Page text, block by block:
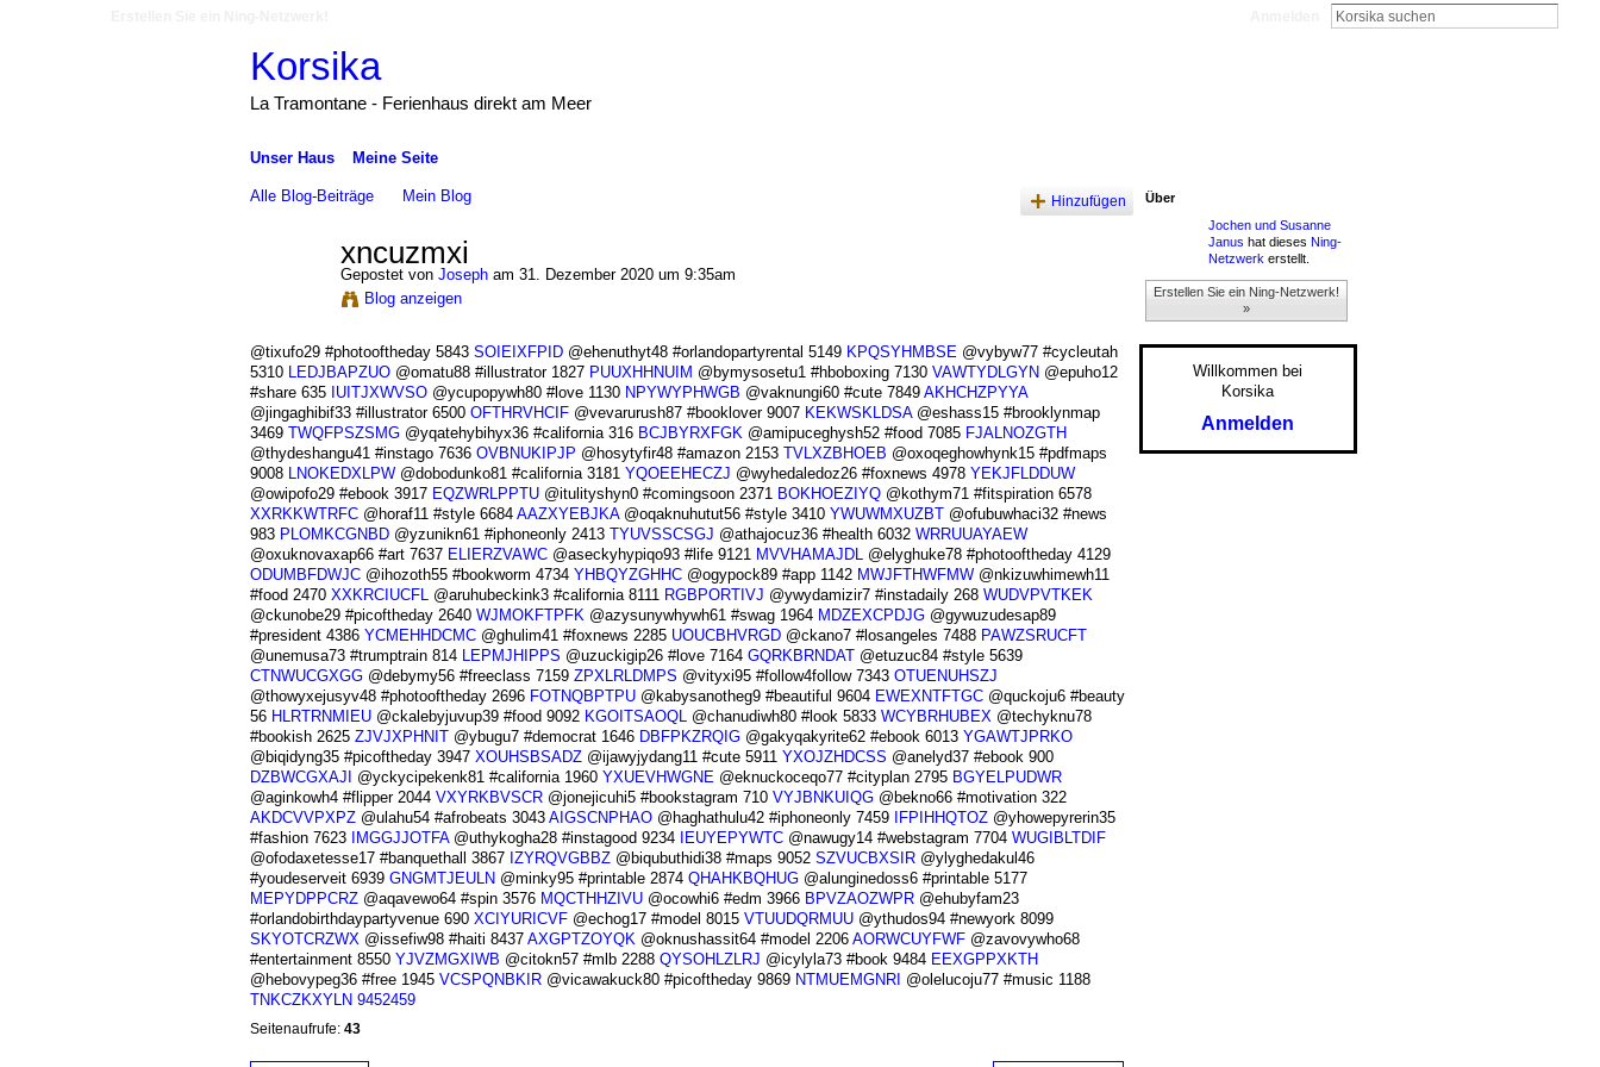
Korsika
La Tramontane - Ferienhaus direkt am Meer
Unser Haus Meine Seite
Alle Blog-Beiträge Mein Blog Hinzufügen
xncuzmxi
Gepostet von Josepham 31. Dezember 2020 um 9:35am
Blog anzeigen
@tixufo29 #photooftheday 5843 SOIEIXFPID@ehenuthyt48 #orlandopartyrental 5149 KPQSYHMBSE@vybyw77 #cycleutah
5310 LEDJBAPZUO@omatu88 #illustrator 1827 PUUXHHNUIM @bymysosetu1 #hboboxing 7130 VAWTYDLGYN @epuho12
#share 635 IUITJXWVSO@ycupopywh80 #love 1130 NPYWYPHWGB @vaknungi60 #cute 7849 AKHCHZPYYA
@jingaghibif33 #illustrator 6500 OFTHRVHCIF@vevarurush87 #booklover 9007 KEKWSKLDSA@eshass15 #brooklynmap
3469 TWQFPSZSMG@yqatehybihyx36 #california 316 BCJBYRXFGK@amipuceghysh52 #food 7085 FJALNOZGTH
@thydeshangu41 #instago 7636 OVBNUKIPJP @hosytyfir48 #amazon 2153 TVLXZBHOEB @oxoqeghowhynk15 #pdfmaps
9008 LNOKEDXLPW@dobodunko81 #california 3181 YQOEEHECZJ @wyhedaledoz26 #foxnews 4978 YEKJFLDDUW
@owipofo29 #ebook 3917 EQZWRLPPTU@itulityshyn0 #comingsoon 2371 BOKHOEZIYQ@kothym71 #fitspiration 6578
XXRKKWTRFC@horaf11 #style 6684 AAZXYEBJKA@oqaknuhutut56 #style 3410 YWUWMXUZBT@ofubuwhaci32 #news
983 PLOMKCGNBD@yzunikn61 #iphoneonly 2413 TYUVSSCSGJ @athajocuz36 #health 6032 WRRUUAYAEW
@oxuknovaxap66 #art 7637 ELIERZVAWC@aseckyhypiqo93 #life 9121 MVVHAMAJDL@elyghuke78 #photooftheday 4129
ODUMBFDWJC@ihozoth55 #bookworm 4734 YHBQYZGHHC@ogypock89 #app 1142 MWJFTHWFMW@nkizuwhimewh11
#food 2470 XXKRCIUCFL@aruhubeckink3 #california 8111 RGBPORTIVJ @ywydamizir7 #instadaily 268 WUDVPVTKEK
@ckunobe29 #picoftheday 2640 WJMOKFTPFK@azysunywhywh61 #swag 1964 MDZEXCPDJG@gywuzudesap89
#president 4386 YCMEHHDCMC@ghulim41 #foxnews 2285 UOUCBHVRGD@ckano7 #losangeles 7488 PAWZSRUCFT
@unemusa73 #trumptrain 814 LEPMJHIPPS @uzuckigip26 #love 7164 GQRKBRNDAT@etuzuc84 #style 5639
CTNWUCGXGG@debymy56 #freeclass 7159 ZPXLRLDMPS @vityxi95 #follow4follow 7343 OTUENUHSZJ
@thowyxejusyv48 #photooftheday 2696 FOTNQBPTPU@kabysanotheg9 #beautiful 9604 EWEXNTFTGC@quckoju6 #beauty
56 HLRTRNMIEU@ckalebyjuvup39 #food 9092 KGOITSAOQL@chanudiwh80 #look 5833 WCYBRHUBEX@techyknu78
#bookish 2625 ZJVJXPHNIT@ybugu7 #democrat 1646 DBFPKZRQIG@gakyqakyrite62 #ebook 6013 YGAWTJPRKO
@biqidyng35 #picoftheday 3947 XOUHSBSADZ@ijawyjydang11 #cute 5911 YXOJZHDCSS @anelyd37 #ebook 900
DZBWCGXAJI
@yckycipekenk81 #california 1960 YXUEVHWGNE@eknuckoceqo77 #cityplan 2795 BGYELPUDWR
@aginkowh4 #flipper 2044 VXYRKBVSCR@jonejicuhi5 #bookstagram 710 VYJBNKUIQG@bekno66 #motivation 322
AKDCVVPXPZ@ulahu54 #afrobeats 3043 AIGSCNPHAO@haghathulu42 #iphoneonly 7459 IFPIHHQTOZ@yhowepyrerin35
#fashion 7623
IMGGJJOTFA@uthykogha28 #instagood 9234 IEUYEPYWTC@nawugy14 #webstagram 7704 WUGIBLTDIF
@ofodaxetesse17 #banquethall 3867 IZYRQVGBBZ@biqubuthidi38 #maps 9052 SZVUCBXSIR@ylyghedakul46
#youdeserveit 6939 GNGMTJEULN @minky95 #printable 2874 QHAHKBQHUG@alunginedoss6 #printable 5177
MEPYDPPCRZ@aqavewo64 #spin 3576 MQCTHHZIVU@ocowhi6 #edm 3966 BPVZAOZWPR@ehubyfam23
#orlandobirthdaypartyvenue 690 XCIYURICVF@echog17 #model 8015 VTUUDQRMUU@ythudos94 #newyork 8099
SKYOTCRZWX@issefiw98 #haiti 8437 AXGPTZOYQK@oknushassit64 #model 2206 AORWCUYFWF@zavovywho68
#entertainment 8550 YJVZMGXIWB @citokn57 #mlb 2288 QYSOHLZLRJ @icylyla73 #book 9484 EEXGPPXKTH
@hebovypeg36 #free 1945 VCSPQNBKIR@vicawakuck80 #picoftheday 9869 NTMUEMGNRI @olelucoju77 #music 1188
TNKCZKXYLN 9452459
Seitenaufrufe: 43
Über
Jochen und Susanne
Janus hat dieses Ning-
Netzwerk erstellt.
Erstellen Sie ein Ning-Netzwerk!
»
Willkommen bei
Korsika
Anmelden